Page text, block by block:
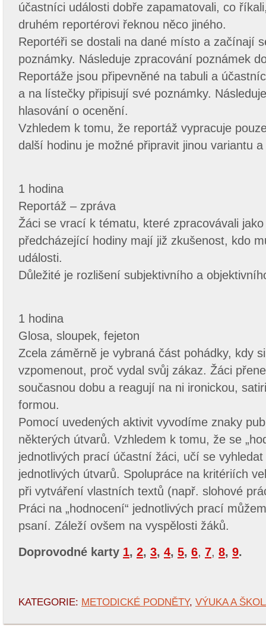
účastníci události dobře zapamatovali, co
druhém reportérovi řeknou něco jiného.
Reportéři se dostali na dané místo a začínají
poznámky. Následuje zpracování poznámek
Reportáže jsou připevněné na tabuli a
a na lístečky připisují své poznámky.
hlasování o ocenění.
Vzhledem k tomu, že reportáž vypracuje
další hodinu je možné připravit jinou variantu
1 hodina
Reportáž – zpráva
Žáci se vrací k tématu, které zpracovávali
předcházející hodiny mají již zkušenost, kdo
události.
Důležité je rozlišení subjektivního a
1 hodina
Glosa, sloupek, fejeton
Zcela záměrně je vybraná část pohádky, kdy
vzpomenout, proč vydal svůj zákaz. Žáci
současnou dobu a reagují na ni ironickou,
formou.
Pomocí uvedených aktivit vyvodíme znaky
některých útvarů. Vzhledem k tomu, že se
jednotlivých prací účastní žáci, učí se
jednotlivých útvarů. Spolupráce na kritériích
při vytváření vlastních textů (např. slohové
Práci na „hodnocení“ jednotlivých prací
psaní. Záleží ovšem na vyspělosti žáků.
Doprovodné karty 1, 2, 3, 4, 5, 6, 7, 8, 9.
KATEGORIE: METODICKÉ PODNĚTY, VÝUKA A